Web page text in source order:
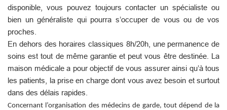
disponible, vous pouvez toujours contacter un spécialiste ou
bien un généraliste qui pourra s’occuper de vous ou de vos
proches.
En dehors des horaires classiques 8h/20h, une permanence de
soins est tout de même garantie et peut vous être destinée. La
maison médicale a pour objectif de vous assurer ainsi qu’à tous
les patients, la prise en charge dont vous avez besoin et surtout
dans des délais rapides.
Concernant l’organisation des médecins de garde, tout dépend de la